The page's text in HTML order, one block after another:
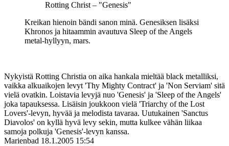
Rotting Christ – "Genesis"
Kreikan hienoin bändi sanon minä. Genesiksen lisäksi
Khronos ja hitaammin avautuva Sleep of the Angels
metal-hyllyyn, mars.
Nykyistä Rotting Christia on aika hankala mieltää black metalliksi,
vaikka alkuaikojen levyt 'Thy Mighty Contract' ja 'Non Serviam' sitä
vielä ovatkin. Loistavia levyjä nuo 'Genesis' ja 'Sleep of the Angels'
joka tapauksessa. Lisäisin joukkoon vielä 'Triarchy of the Lost
Lovers'-levyn, hyvää ja melodista tavaraa. Uutukainen 'Sanctus
Diavolos' on kyllä hyvä levy sekin, mutta kulkee vähän liikaa
samoja polkuja 'Genesis'-levyn kanssa.
Marienbad 18.1.2005 15:54